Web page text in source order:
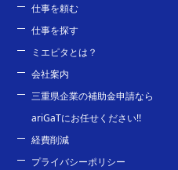
仕事を頼む
仕事を探す
ミエピタとは？
会社案内
三重県企業の補助金申請なら
ariGaTにお任せください!!
経費削減
プライバシーポリシー